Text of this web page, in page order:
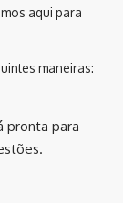
aqui para
maneiras:
pronta para